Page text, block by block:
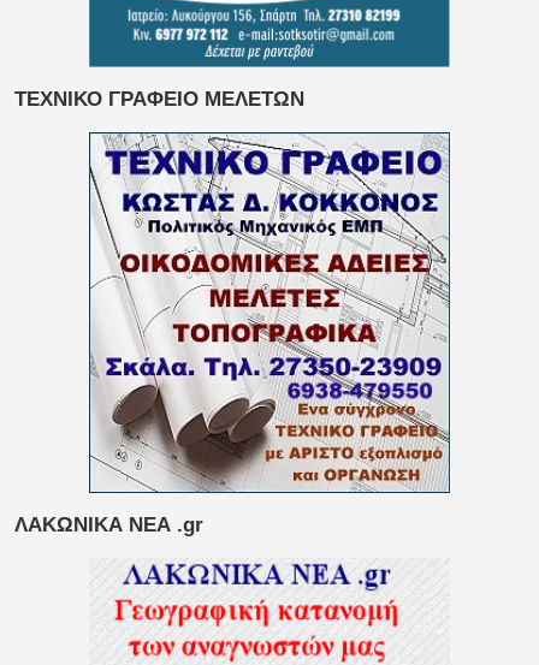
ΤΕΧΝΙΚΟ ΓΡΑΦΕΙΟ ΜΕΛΕΤΩΝ
ΛΑΚΩΝΙΚΑ ΝΕΑ .gr